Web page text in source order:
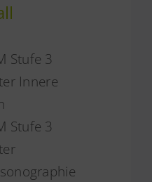
Stufe 3
Innere
Stufe 3